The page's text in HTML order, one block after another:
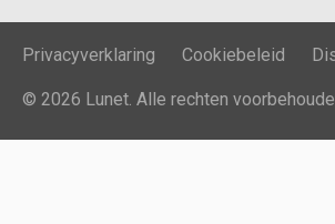
© 2026 Lunet. Alle rechten
Privacyverklaring Cookiebeleid